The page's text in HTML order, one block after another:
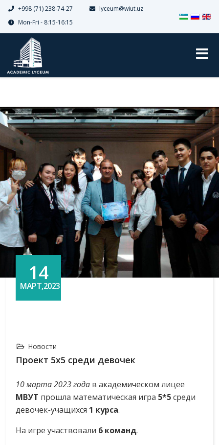
+998 (71) 238-74-27
lyceum@wiut.uz
Mon-Fri - 8:15-16:15
14
МАРТ,2023
Новости
Проект 5x5 среди девочек
10 марта 2023 года в академическом лицее
МВУТ прошла математическая игра 5*5среди
девочек-учащихся 1 курса.
На игре участвовали 6 команд.